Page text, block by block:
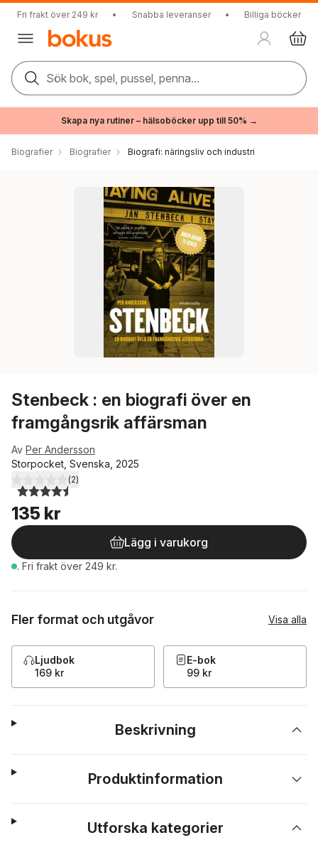
Fri frakt över 249 kr • Snabba leveranser • Billiga böcker
Sök bok, spel, pussel, penna...
Skapa nya rutiner – hälsoböcker upp till 50% →
Biografier Biografier Biografi: näringsliv och industri
Stenbeck : en biografi över en
framgångsrik affärsman
Av Per Andersson
Storpocket, Svenska, 2025
4,5utav 5 stjärnor. Totalt antal röster:
(2)
135 kr
Lägg i varukorg
. Fri frakt över 249 kr.
Fler format och utgåvor Visa alla
Ljudbok
169 kr
E-bok
99 kr
Beskrivning
Produktinformation
Utforska kategorier